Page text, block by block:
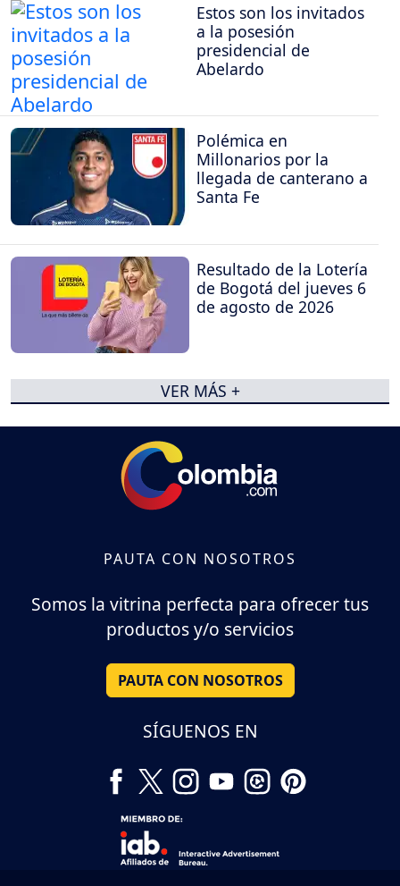
Estos son los invitados
a la posesión
presidencial de
Abelardo
Polémica en
Millonarios por la
llegada de canterano a
Santa Fe
Resultado de la Lotería
de Bogotá del jueves 6
de agosto de 2026
VER MÁS +
PAUTA CON NOSOTROS
Somos la vitrina perfecta para ofrecer tus
productos y/o servicios
PAUTA CON NOSOTROS
SÍGUENOS EN